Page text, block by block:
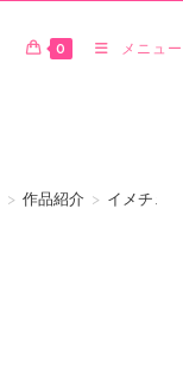
0 メニュー
> 作品紹介 > イメチェ